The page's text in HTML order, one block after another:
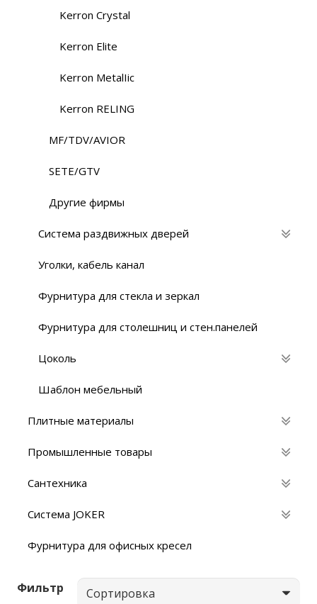
Kerron Crystal
Kerron Elite
Kerron MetalIic
Kerron RELING
MF/TDV/AVIOR
SETE/GTV
Другие фирмы
Система раздвижных дверей
Уголки, кабель канал
Фурнитура для стекла и зеркал
Фурнитура для столешниц и стен.панелей
Цоколь
Шаблон мебельный
Плитные материалы
Промышленные товары
Сантехника
Система JOKER
Фурнитура для офисных кресел
Фильтр